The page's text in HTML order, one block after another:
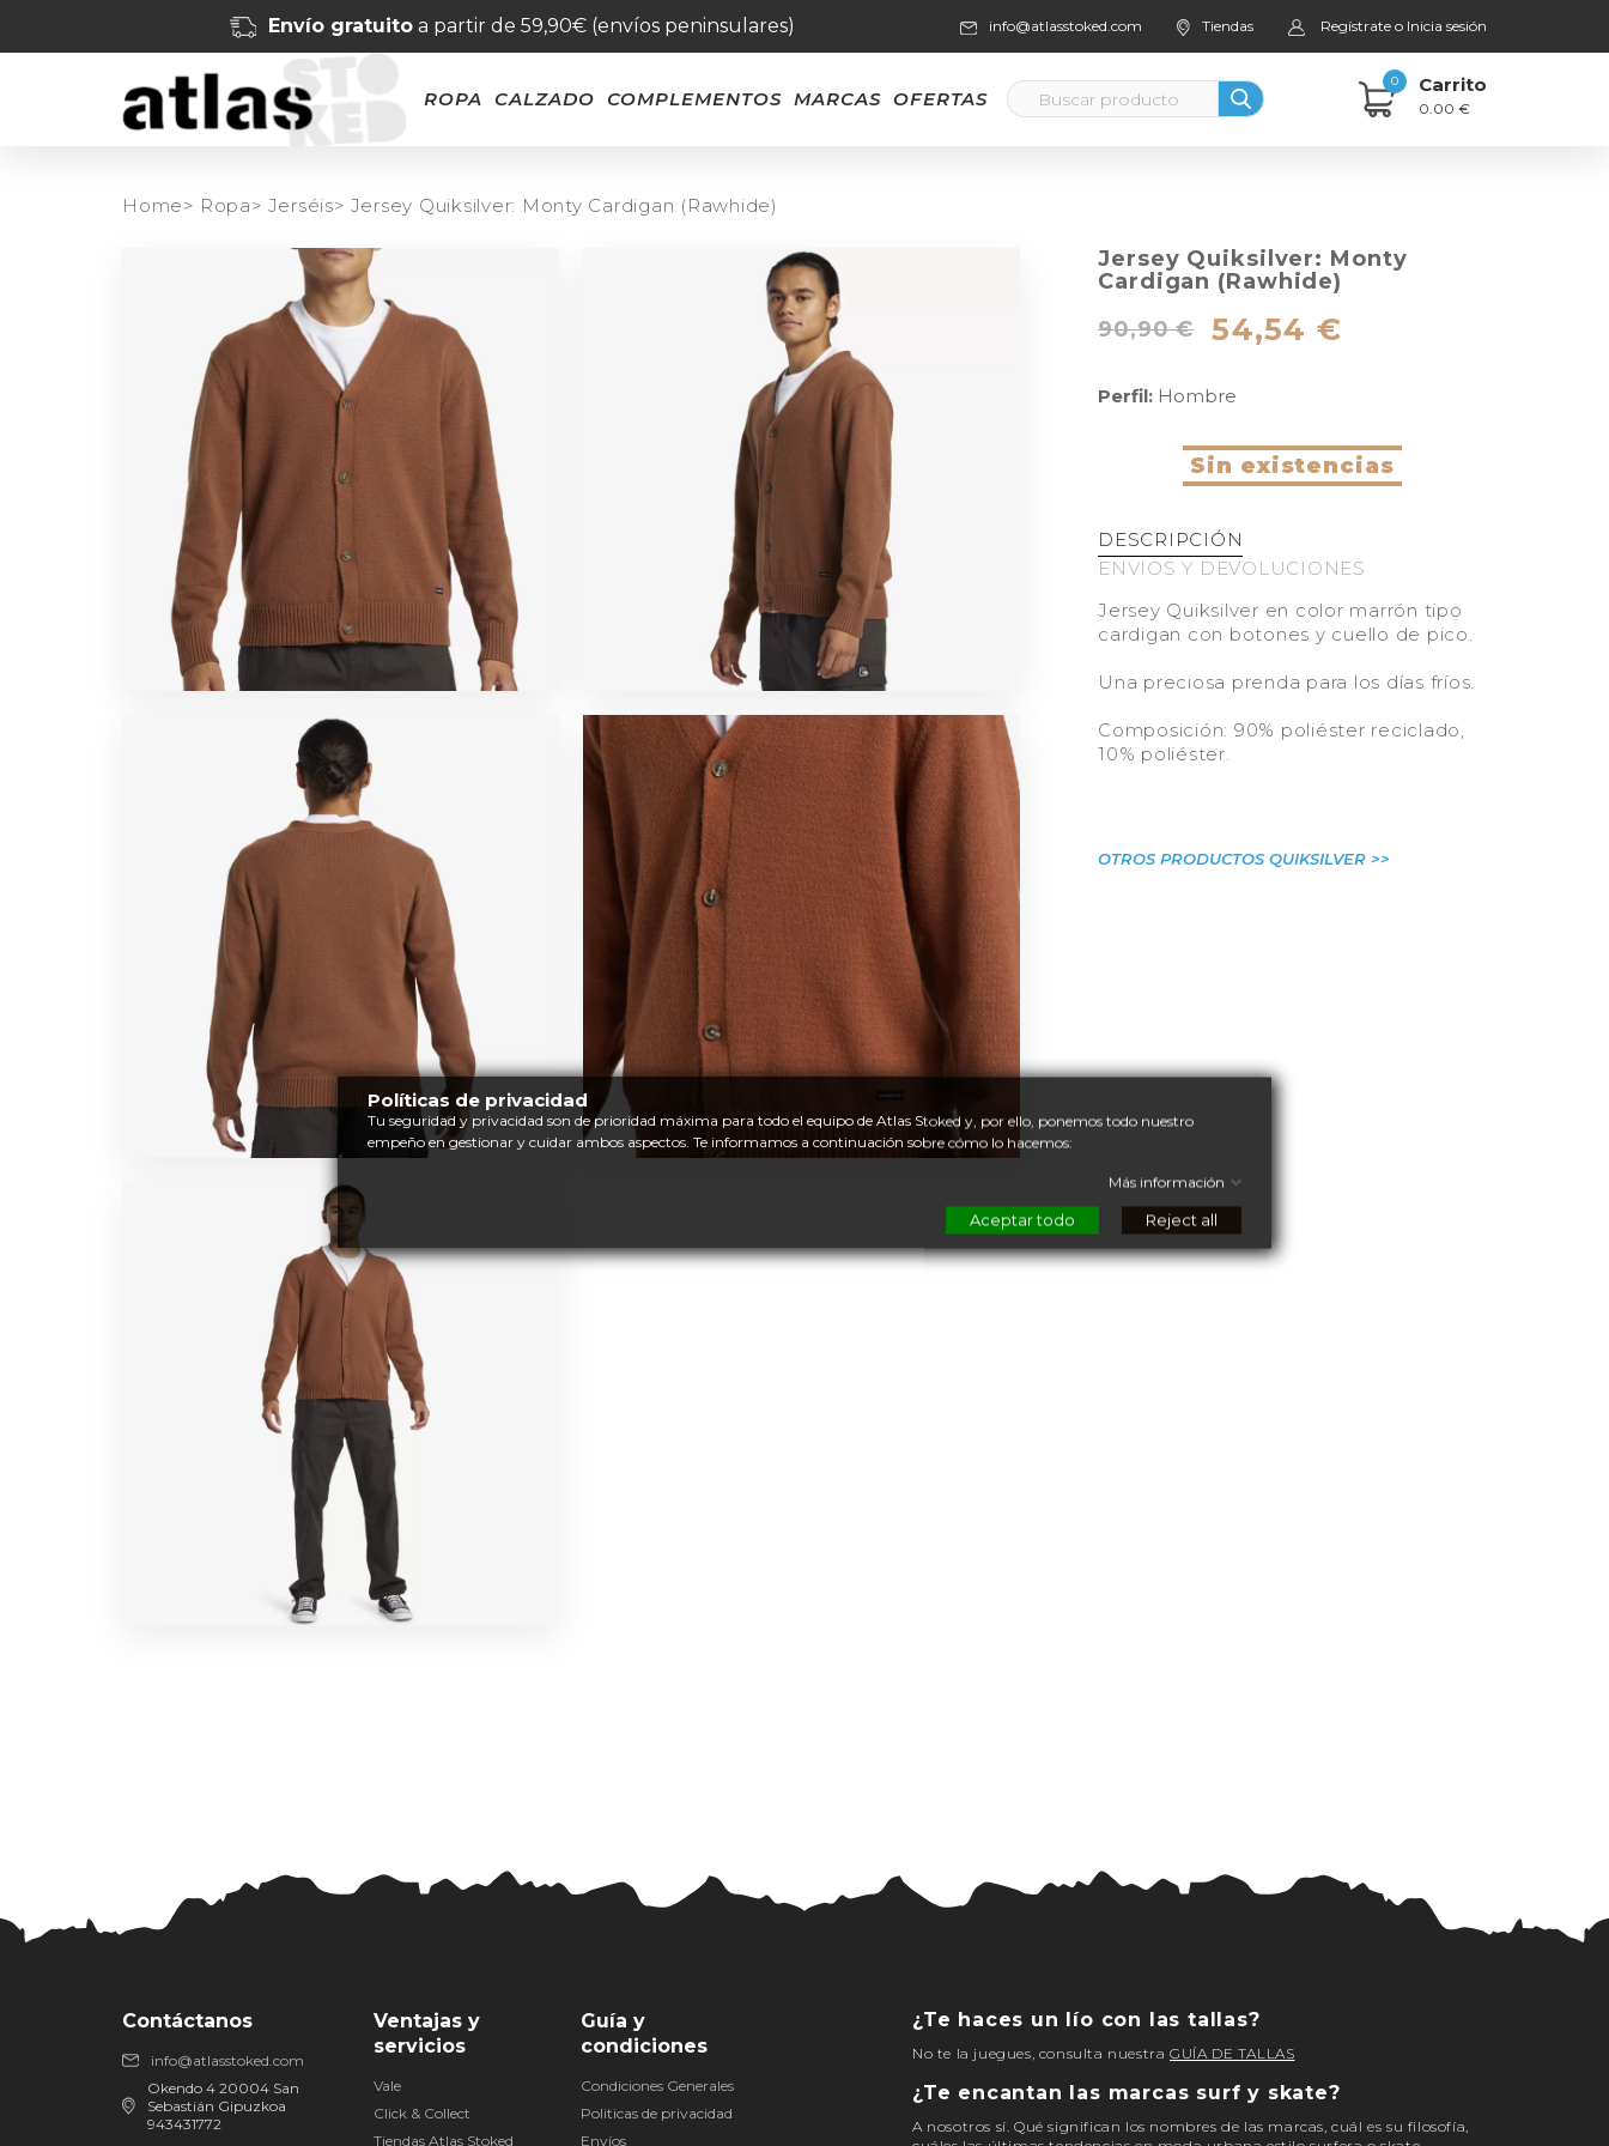
Envío gratuitoa partir de 59,90€ (envíos peninsulares) info@atlasstoked.com Tiendas Regístrate o Inicia sesión
ROPA CALZADO COMPLEMENTOS MARCAS OFERTAS
0 Carrito
0.00 €
Home> Ropa> Jerséis> Jersey Quiksilver: Monty Cardigan (Rawhide)
Jersey Quiksilver: Monty
Cardigan (Rawhide)
90,90 €
54,54 €
Perfil: Hombre
Sin existencias
DESCRIPCIÓN
ENVIOS Y DEVOLUCIONES
Jersey Quiksilver en color marrón tipo
cardigan con botones y cuello de pico.
Una preciosa prenda para los días fríos.
Composición: 90% poliéster reciclado,
10% poliéster.
OTROS PRODUCTOS QUIKSILVER >>
Contáctanos
info@atlasstoked.com
Okendo 4 20004 San
Sebastián Gipuzkoa
943431772
Ventajas y
servicios
Vale
Click & Collect
Tiendas Atlas Stoked
Guía y
condiciones
Condiciones Generales
Politicas de privacidad
Envíos
¿Te haces un lío con las tallas?
No te la juegues, consulta nuestra GUÍA DE TALLAS
¿Te encantan las marcas surf y skate?
A nosotros sí. Qué significan los nombres de las marcas, cuál es su filosofía,
Políticas de privacidad
Tu seguridad y privacidad son de prioridad máxima para todo el equipo de Atlas Stoked y, por ello, ponemos todo nuestro
empeño en gestionar y cuidar ambos aspectos. Te informamos a continuación sobre cómo lo hacemos:
Más información
Aceptar todo Reject all